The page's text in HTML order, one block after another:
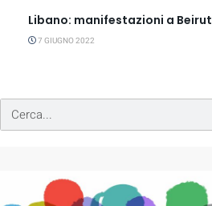
Libano: manifestazioni a Beirut
7 GIUGNO 2022